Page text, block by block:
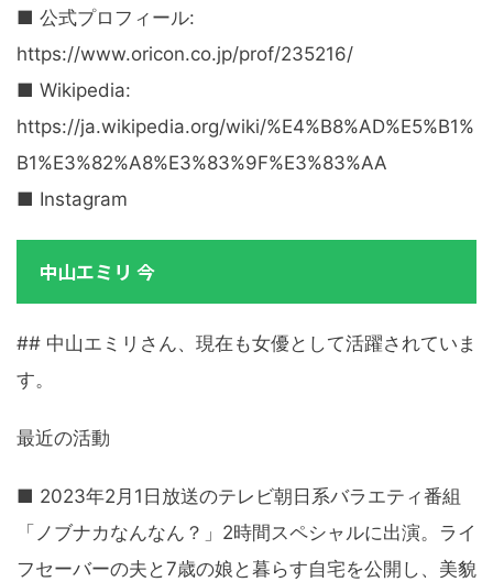
■ 公式プロフィール:
https://www.oricon.co.jp/prof/235216/
■ Wikipedia:
https://ja.wikipedia.org/wiki/%E4%B8%AD%E5%B1%
B1%E3%82%A8%E3%83%9F%E3%83%AA
■ Instagram
中山エミリ 今
## 中山エミリさん、現在も女優として活躍されていま
す。
最近の活動
■ 2023年2月1日放送のテレビ朝日系バラエティ番組
「ノブナカなんなん？」2時間スペシャルに出演。ライ
フセーバーの夫と7歳の娘と暮らす自宅を公開し、美貌